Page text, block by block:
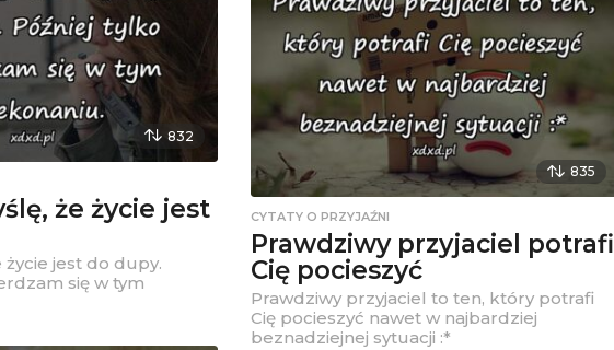
835
CYTATY O PRZYJAŹNI
Prawdziwy przyjaciel potrafi
Cię pocieszyć
Prawdziwy przyjaciel to ten, który potrafi
Cię pocieszyć nawet w najbardziej
beznadziejnej sytuacji :*
832
że życie jest
życie jest do dupy.
się w tym